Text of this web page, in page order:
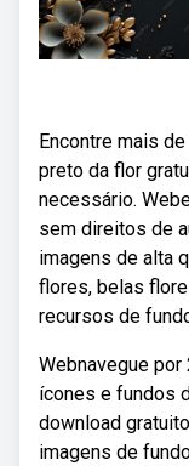
Encontre mais
preto da flor
necessário.
sem direitos de
imagens de alta
flores, belas
recursos de
Webnavegue
ícones e fundos
download
imagens de